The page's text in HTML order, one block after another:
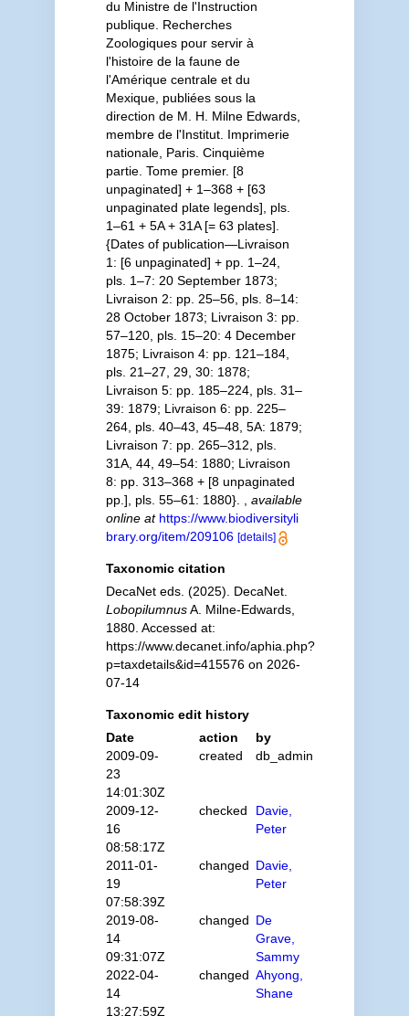
du Ministre de l'Instruction
publique. Recherches
Zoologiques pour servir à
l'histoire de la faune de
l'Amérique centrale et du
Mexique, publiées sous la
direction de M. H. Milne Edwards,
membre de l'Institut. Imprimerie
nationale, Paris. Cinquième
partie. Tome premier. [8
unpaginated] + 1–368 + [63
unpaginated plate legends], pls.
1–61 + 5A + 31A [= 63 plates].
{Dates of publication—Livraison
1: [6 unpaginated] + pp. 1–24,
pls. 1–7: 20 September 1873;
Livraison 2: pp. 25–56, pls. 8–14:
28 October 1873; Livraison 3: pp.
57–120, pls. 15–20: 4 December
1875; Livraison 4: pp. 121–184,
pls. 21–27, 29, 30: 1878;
Livraison 5: pp. 185–224, pls. 31–
39: 1879; Livraison 6: pp. 225–
264, pls. 40–43, 45–48, 5A: 1879;
Livraison 7: pp. 265–312, pls.
31A, 44, 49–54: 1880; Livraison
8: pp. 313–368 + [8 unpaginated
pp.], pls. 55–61: 1880}.
available
online at https://www.biodiversityli
brary.org/item/209106 [details]
Taxonomic citation
DecaNet eds. (2025). DecaNet.
LobopilumnusA. Milne-Edwards,
1880. Accessed at:
https://www.decanet.info/aphia.php?
p=taxdetails&id=415576 on 2026-
07-14
Taxonomic edit history
Date
action
by
2009-09-
23
14:01:30Z
created db_admin
2009-12-
16
08:58:17Z
checked
Davie,
Peter
2011-01-
19
07:58:39Z
changed Davie,
Peter
2019-08-
14
09:31:07Z
changed De
Grave,
Sammy
2022-04-
14
13:27:59Z
changed Ahyong,
Shane